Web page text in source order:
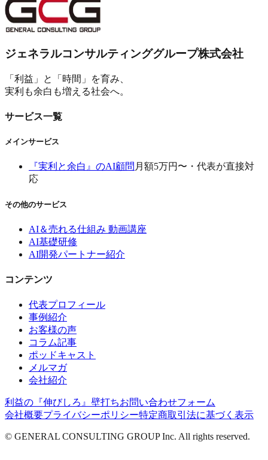
ジェネラルコンサルティンググループ株式会社
「利益」と「時間」を育み、
実利も余白も増える社会へ。
サービス一覧
メインサービス
『実利と余白』のAI顧問 月額5万円〜・代表が直接対
応
その他のサービス
AI＆売れる仕組み 動画講座
AI基礎研修
AI開発パートナー紹介
コンテンツ
代表プロフィール
事例紹介
お客様の声
コラム記事
ポッドキャスト
メルマガ
会社紹介
利益の『伸びしろ』壁打ちお問い合わせフォーム
会社概要プライバシーポリシー特定商取引法に基づく表示
© GENERAL CONSULTING GROUP Inc. All rights reserved.